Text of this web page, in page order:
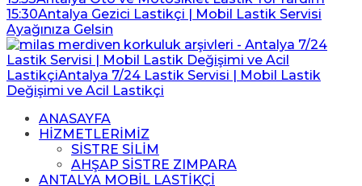
15:30Antalya Gezici Lastikçi | Mobil Lastik Servisi
Ayağınıza Gelsin
ANASAYFA
HİZMETLERİMİZ
SİSTRE SİLİM
AHŞAP SİSTRE ZIMPARA
ANTALYA MOBİL LASTİKÇİ